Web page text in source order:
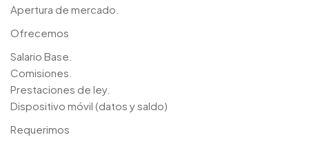
Apertura de mercado.
Ofrecemos
Salario Base.
Comisiones.
Prestaciones de ley.
Dispositivo móvil (datos y saldo)
Requerimos